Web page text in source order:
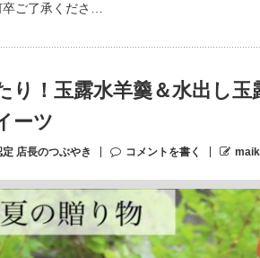
ご了承くださ…
り！玉露水羊羹＆水出し
ーツ
店長のつぶやき コメントを書く